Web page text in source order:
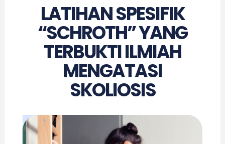
LATIHAN SPESIFIK
“SCHROTH” YANG
TERBUKTI ILMIAH
MENGATASI
SKOLIOSIS